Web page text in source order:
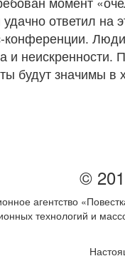
ответил
конференции.
неискренности.
будут значимы в
©
агентство
технологий и